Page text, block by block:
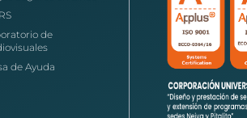
de
de Ayuda